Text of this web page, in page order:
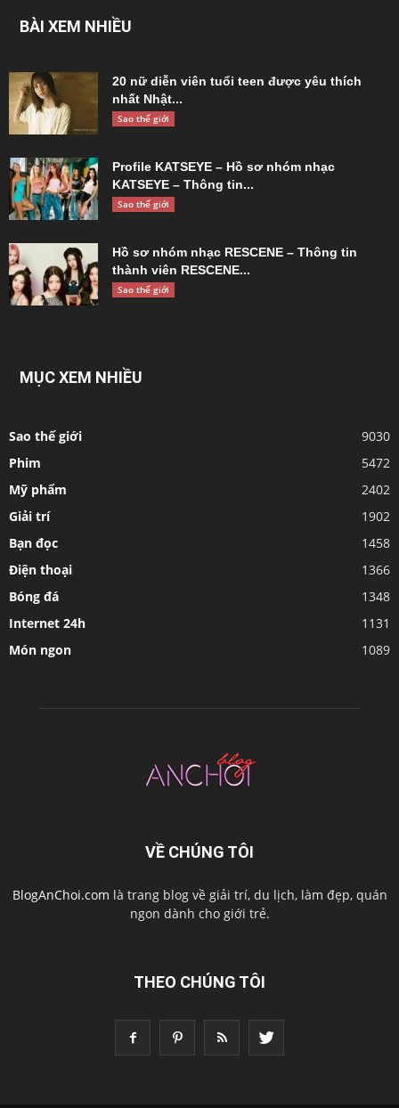
BÀI XEM NHIỀU
20 nữ diễn viên tuổi teen được yêu thích
nhất Nhật...
Sao thế giới
Profile KATSEYE – Hồ sơ nhóm nhạc
KATSEYE – Thông tin...
Sao thế giới
Hồ sơ nhóm nhạc RESCENE – Thông tin
thành viên RESCENE...
Sao thế giới
MỤC XEM NHIỀU
Sao thế giới
9030
Phim
5472
Mỹ phẩm
2402
Giải trí
1902
Bạn đọc
1458
Điện thoại
1366
Bóng đá
1348
Internet 24h
1131
Món ngon
1089
VỀ CHÚNG TÔI
BlogAnChoi.com là trang blog về giải trí, du lịch, làm đẹp, quán
ngon dành cho giới trẻ.
THEO CHÚNG TÔI